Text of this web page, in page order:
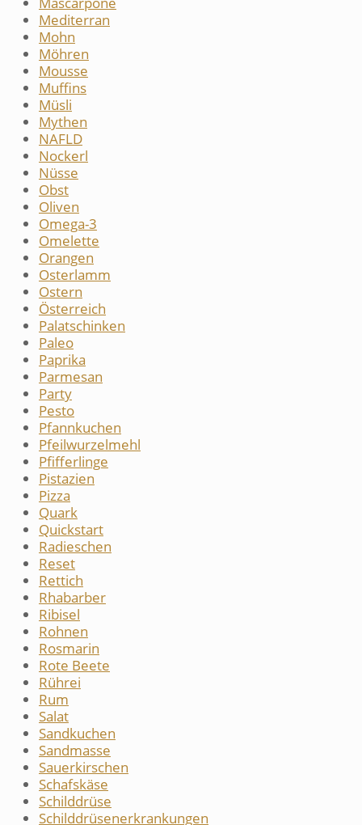
Mediterran
Mohn
Möhren
Mousse
Muffins
Müsli
Mythen
NAFLD
Nockerl
Nüsse
Obst
Oliven
Omega-3
Omelette
Orangen
Osterlamm
Ostern
Österreich
Palatschinken
Paleo
Paprika
Parmesan
Party
Pesto
Pfannkuchen
Pfeilwurzelmehl
Pfifferlinge
Pistazien
Pizza
Quark
Quickstart
Radieschen
Reset
Rettich
Rhabarber
Ribisel
Rohnen
Rosmarin
Rote Beete
Rührei
Rum
Salat
Sandkuchen
Sandmasse
Sauerkirschen
Schafskäse
Schilddrüse
Schilddrüsenerkrankungen